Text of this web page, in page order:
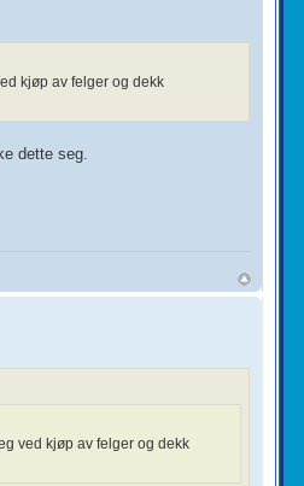
kjøp av felger og dekk
dette seg.
ved kjøp av felger og dekk